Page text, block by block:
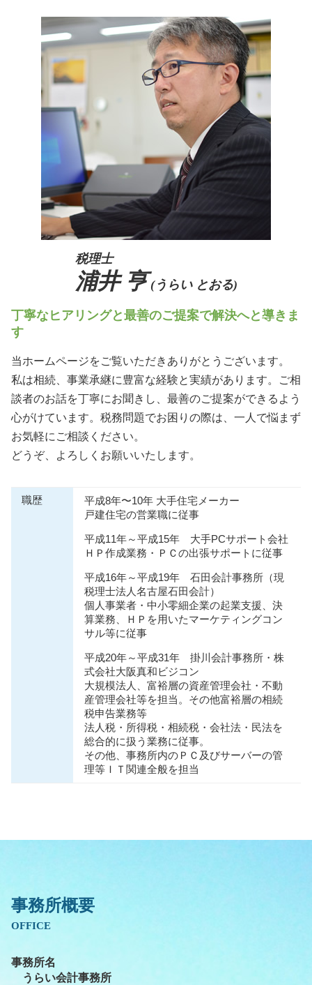
相続税 基礎控除 兄弟
暦年贈与 契約書
贈与税 親子
生前贈与 土地 売却
生前贈与 メリット
事業承継税制 デメリット
事業承継 親子
事業承継 後継者募集
m&a 個人
親族内承継 株主総会
会社 後継者 募集
社長 後継者 募集
相続 阪神間
事業承継 大阪府
生前対策 兵庫県
生前対策 大阪府
相続 吹田市
相続 兵庫県
相続 北摂エリア
事業承継 奈良県
相続 奈良県
生前対策 阪神間
税理士
浦井 亨 (うらい とおる)
丁寧なヒアリングと最善のご提案で解決へと導きま
す
当ホームページをご覧いただきありがとうございます。
私は相続、事業承継に豊富な経験と実績があります。ご相
談者のお話を丁寧にお聞きし、最善のご提案ができるよう
心がけています。税務問題でお困りの際は、一人で悩まず
お気軽にご相談ください。
どうぞ、よろしくお願いいたします。
職歴
平成8年〜10年 大手住宅メーカー
戸建住宅の営業職に従事
平成11年～平成15年 大手PCサポート会社
ＨＰ作成業務・ＰＣの出張サポートに従事
平成16年～平成19年 石田会計事務所（現
税理士法人名古屋石田会計）
個人事業者・中小零細企業の起業支援、決
算業務、ＨＰを用いたマーケティングコン
サル等に従事
平成20年～平成31年 掛川会計事務所・株
式会社大阪真和ビジコン
大規模法人、富裕層の資産管理会社・不動
産管理会社等を担当。その他富裕層の相続
税申告業務等
法人税・所得税・相続税・会社法・⺠法を
総合的に扱う業務に従事。
その他、事務所内のＰＣ及びサーバーの管
理等ＩＴ関連全般を担当
事務所概要
OFFICE
事務所名
うらい会計事務所